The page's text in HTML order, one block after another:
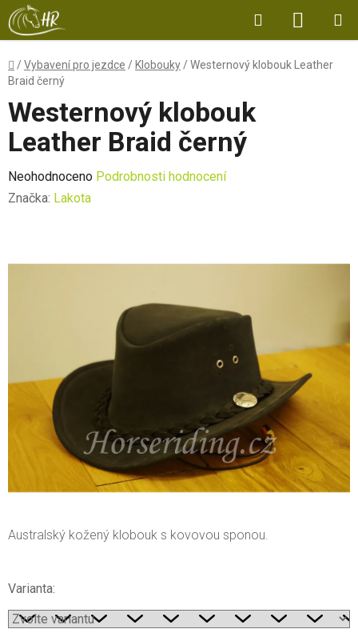
Přejít
na
obsah
Hledat
KOŠÍK
Domů
/Vybavení pro jezdce / Klobouky /Westernový klobouk Leather
Braid černý
Australský kožený klobouk s kovovou sponou.
Varianta:
Westernový klobouk
Leather Braid černý
Průměrné
hodnocení
0,0
Neohodnoceno Podrobnosti hodnocení
Značka: Lakota